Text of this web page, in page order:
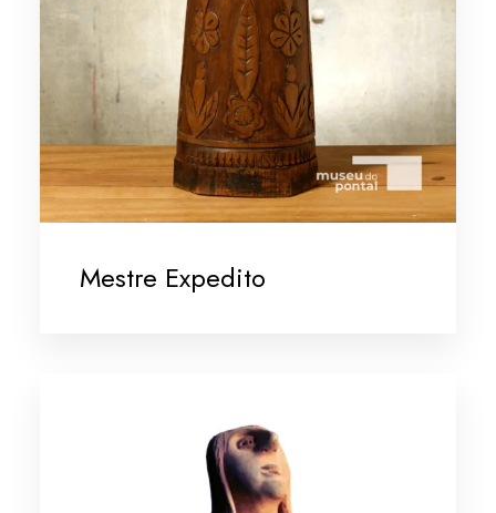
Mestre Expedito